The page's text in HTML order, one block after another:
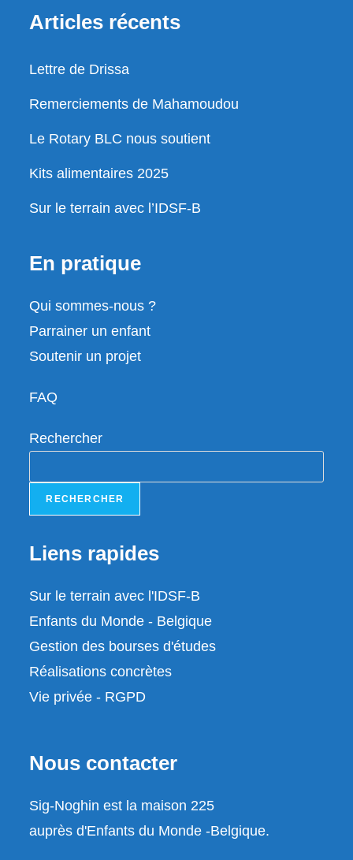
Articles récents
Lettre de Drissa
Remerciements de Mahamoudou
Le Rotary BLC nous soutient
Kits alimentaires 2025
Sur le terrain avec l’IDSF-B
En pratique
Qui sommes-nous ?
Parrainer un enfant
Soutenir un projet
FAQ
Rechercher
RECHERCHER
Liens rapides
Sur le terrain avec l'IDSF-B
Enfants du Monde - Belgique
Gestion des bourses d'études
Réalisations concrètes
Vie privée - RGPD
Nous contacter
Sig-Noghin est la maison 225
auprès d'Enfants du Monde -Belgique.